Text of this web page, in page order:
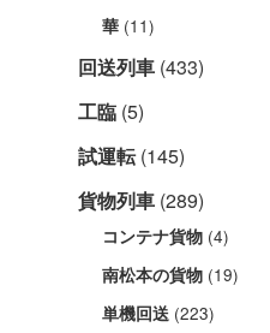
華 (11)
回送列車 (433)
工臨 (5)
試運転(145)
貨物列車 (289)
コンテナ貨物 (4)
南松本の貨物 (19)
単機回送 (223)